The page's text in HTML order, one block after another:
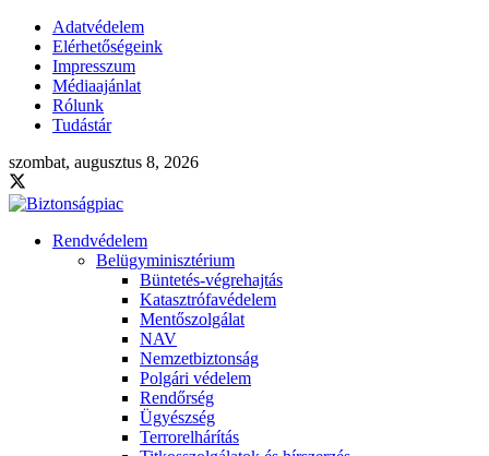
Adatvédelem
Elérhetőségeink
Impresszum
Médiaajánlat
Rólunk
Tudástár
szombat, augusztus 8, 2026
Rendvédelem
Belügyminisztérium
Büntetés-végrehajtás
Katasztrófavédelem
Mentőszolgálat
NAV
Nemzetbiztonság
Polgári védelem
Rendőrség
Ügyészség
Terrorelhárítás